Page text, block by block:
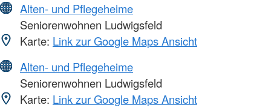
Alten- und Pflegeheime
Seniorenwohnen Ludwigsfeld
Karte: Link zur Google Maps Ansicht
Alten- und Pflegeheime
Seniorenwohnen Ludwigsfeld
Karte: Link zur Google Maps Ansicht